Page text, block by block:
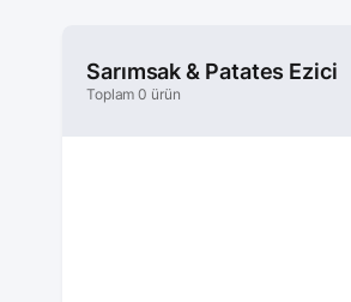
Sarımsak & Patates Ezici
Toplam 0 ürün